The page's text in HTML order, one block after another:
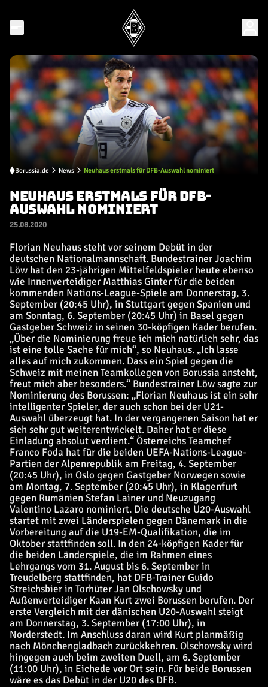
Borussia.de News Neuhaus erstmals für DFB-Auswahl nominiert
NEUHAUS ERSTMALS FÜR DFB-
AUSWAHL NOMINIERT
25.08.2020
Florian Neuhaus steht vor seinem Debüt in der
deutschen Nationalmannschaft. Bundestrainer Joachim
Löw hat den 23-jährigen Mittelfeldspieler heute ebenso
wie Innenverteidiger Matthias Ginter für die beiden
kommenden Nations-League-Spiele am Donnerstag, 3.
September (20:45 Uhr), in Stuttgart gegen Spanien und
am Sonntag, 6. September (20:45 Uhr) in Basel gegen
Gastgeber Schweiz in seinen 30-köpfigen Kader berufen.
„Über die Nominierung freue ich mich natürlich sehr, das
ist eine tolle Sache für mich“, so Neuhaus. „Ich lasse
alles auf mich zukommen. Dass ein Spiel gegen die
Schweiz mit meinen Teamkollegen von Borussia ansteht,
freut mich aber besonders.“ Bundestrainer Löw sagte zur
Nominierung des Borussen: „Florian Neuhaus ist ein sehr
intelligenter Spieler, der auch schon bei der U21-
Auswahl überzeugt hat. In der vergangenen Saison hat er
sich sehr gut weiterentwickelt. Daher hat er diese
Einladung absolut verdient.“ Österreichs Teamchef
Franco Foda hat für die beiden UEFA-Nations-League-
Partien der Alpenrepublik am Freitag, 4. September
(20:45 Uhr), in Oslo gegen Gastgeber Norwegen sowie
am Montag, 7. September (20:45 Uhr), in Klagenfurt
gegen Rumänien Stefan Lainer und Neuzugang
Valentino Lazaro nominiert. Die deutsche U20-Auswahl
startet mit zwei Länderspielen gegen Dänemark in die
Vorbereitung auf die U19-EM-Qualifikation, die im
Oktober stattfinden soll. In den 24-köpfigen Kader für
die beiden Länderspiele, die im Rahmen eines
Lehrgangs vom 31. August bis 6. September in
Treudelberg stattfinden, hat DFB-Trainer Guido
Streichsbier in Torhüter Jan Olschowsky und
Außenverteidiger Kaan Kurt zwei Borussen berufen. Der
erste Vergleich mit der dänischen U20-Auswahl steigt
am Donnerstag, 3. September (17:00 Uhr), in
Norderstedt. Im Anschluss daran wird Kurt planmäßig
nach Mönchengladbach zurückkehren. Olschowsky wird
hingegen auch beim zweiten Duell, am 6. September
(11:00 Uhr), in Eichede vor Ort sein. Für beide Borussen
wäre es das Debüt in der U20 des DFB.